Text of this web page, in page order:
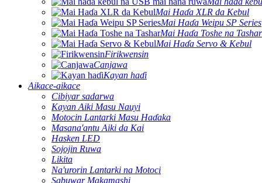
Mai Haɗa XLR da Kebul
Mai Haɗa Weipu SP Series
Mai Haɗa Toshe na Tashar
Mai Haɗa Servo & Kebul
Firikwensin
Canjawa
Kayan haɗi
Aikace-aikace
Cibiyar sadarwa
Kayan Aiki Masu Nauyi
Motocin Lantarki Masu Haɗaka
Masana'antu Aiki da Kai
Hasken LED
Sojojin Ruwa
Likita
Na'urorin Lantarki na Motoci
Sabuwar Makamashi